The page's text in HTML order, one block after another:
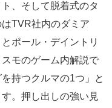
、そして脱着式のタ
TVR社内のダミア
ポール・デイントリ
モのゲーム内解説で
持つクルマの1つ」と
。押し出しの強い見